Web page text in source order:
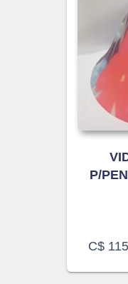
P/
C$